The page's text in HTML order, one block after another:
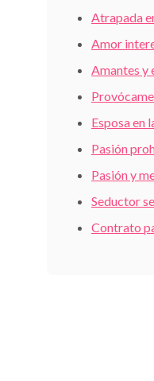
Atrapada
Amor
Amantes y
Provócame
Esposa en
Pasión
Pasión y
Seductor
Contrato